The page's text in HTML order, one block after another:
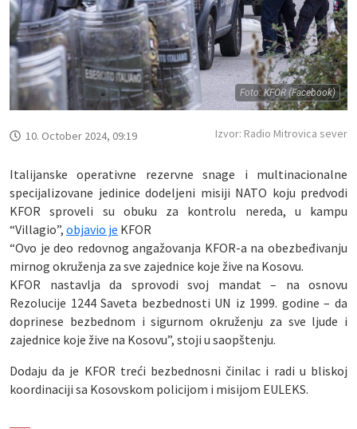
Foto: KFOR (Facebook)
10. October 2024, 09:19 Izvor: Radio Mitrovica sever
Italijanske operativne rezervne snage i multinacionalne
specijalizovane jedinice dodeljeni misiji NATO koju predvodi
KFOR sproveli su obuku za kontrolu nereda, u kampu
“Villagio”, objavio je KFOR
“Ovo je deo redovnog angažovanja KFOR-a na obezbeđivanju
mirnog okruženja za sve zajednice koje žive na Kosovu.
KFOR nastavlja da sprovodi svoj mandat – na osnovu
Rezolucije 1244 Saveta bezbednosti UN iz 1999. godine – da
doprinese bezbednom i sigurnom okruženju za sve ljude i
zajednice koje žive na Kosovu”, stoji u saopštenju.
Dodaju da je KFOR treći bezbednosni činilac i radi u bliskoj
koordinaciji sa Kosovskom policijom i misijom EULEKS.